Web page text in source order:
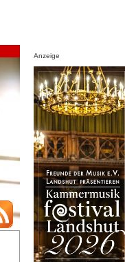
Anzeige